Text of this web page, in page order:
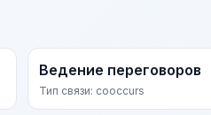
Ведение переговоров
Тип связи: cooccurs